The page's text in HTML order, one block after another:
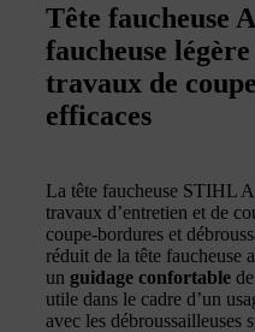
Tête faucheuse
faucheuse
travaux de
efficaces
La tête faucheuse STIHL
travaux d’entretien et de
coupe-bordures et
réduit de la tête faucheuse
un guidage confortable
utile dans le cadre d’un
avec les débroussailleuses